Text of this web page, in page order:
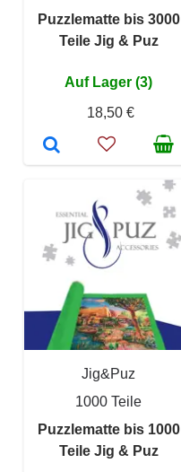
Puzzlematte bis 3000
Teile Jig & Puz
Auf Lager (3)
18,50 €
Jig&Puz
1000 Teile
Puzzlematte bis 1000
Teile Jig & Puz